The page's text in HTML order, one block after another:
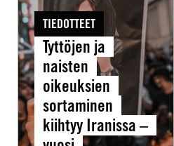
naisten
oikeuksien
sortaminen
kiihtyy
Iranissa
–
vuosi
TIEDOTTEET
Tyttöjen ja
naisten
oikeuksien
sortaminen
kiihtyy Iranissa –